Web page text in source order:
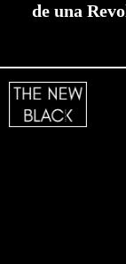
de una